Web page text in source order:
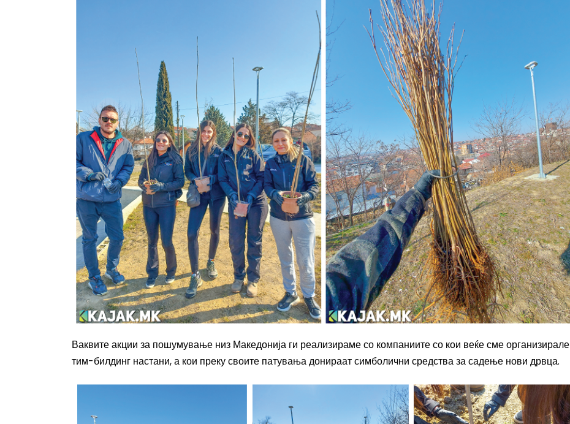
Ваквите акции за пошумување низ Македонија ги реализираме со компаниите со кои веќе сме организирале
тим-билдинг настани, а кои преку своите патувања донираат симболични средства за садење нови дрвца.